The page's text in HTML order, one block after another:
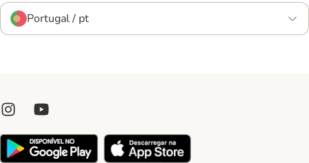
Portugal / pt